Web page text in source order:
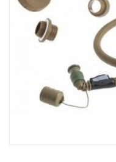
Electronics
Tactical Equipment